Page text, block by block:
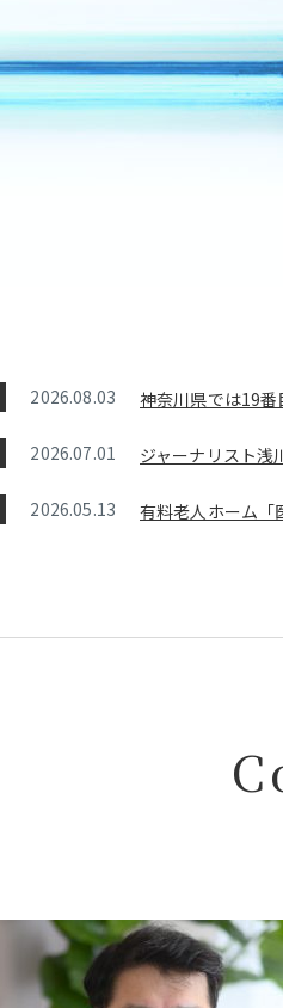
2026.08.03 神奈川県では19
2026.07.01 ジャーナリスト浅
2026.05.13 有料老人ホーム「